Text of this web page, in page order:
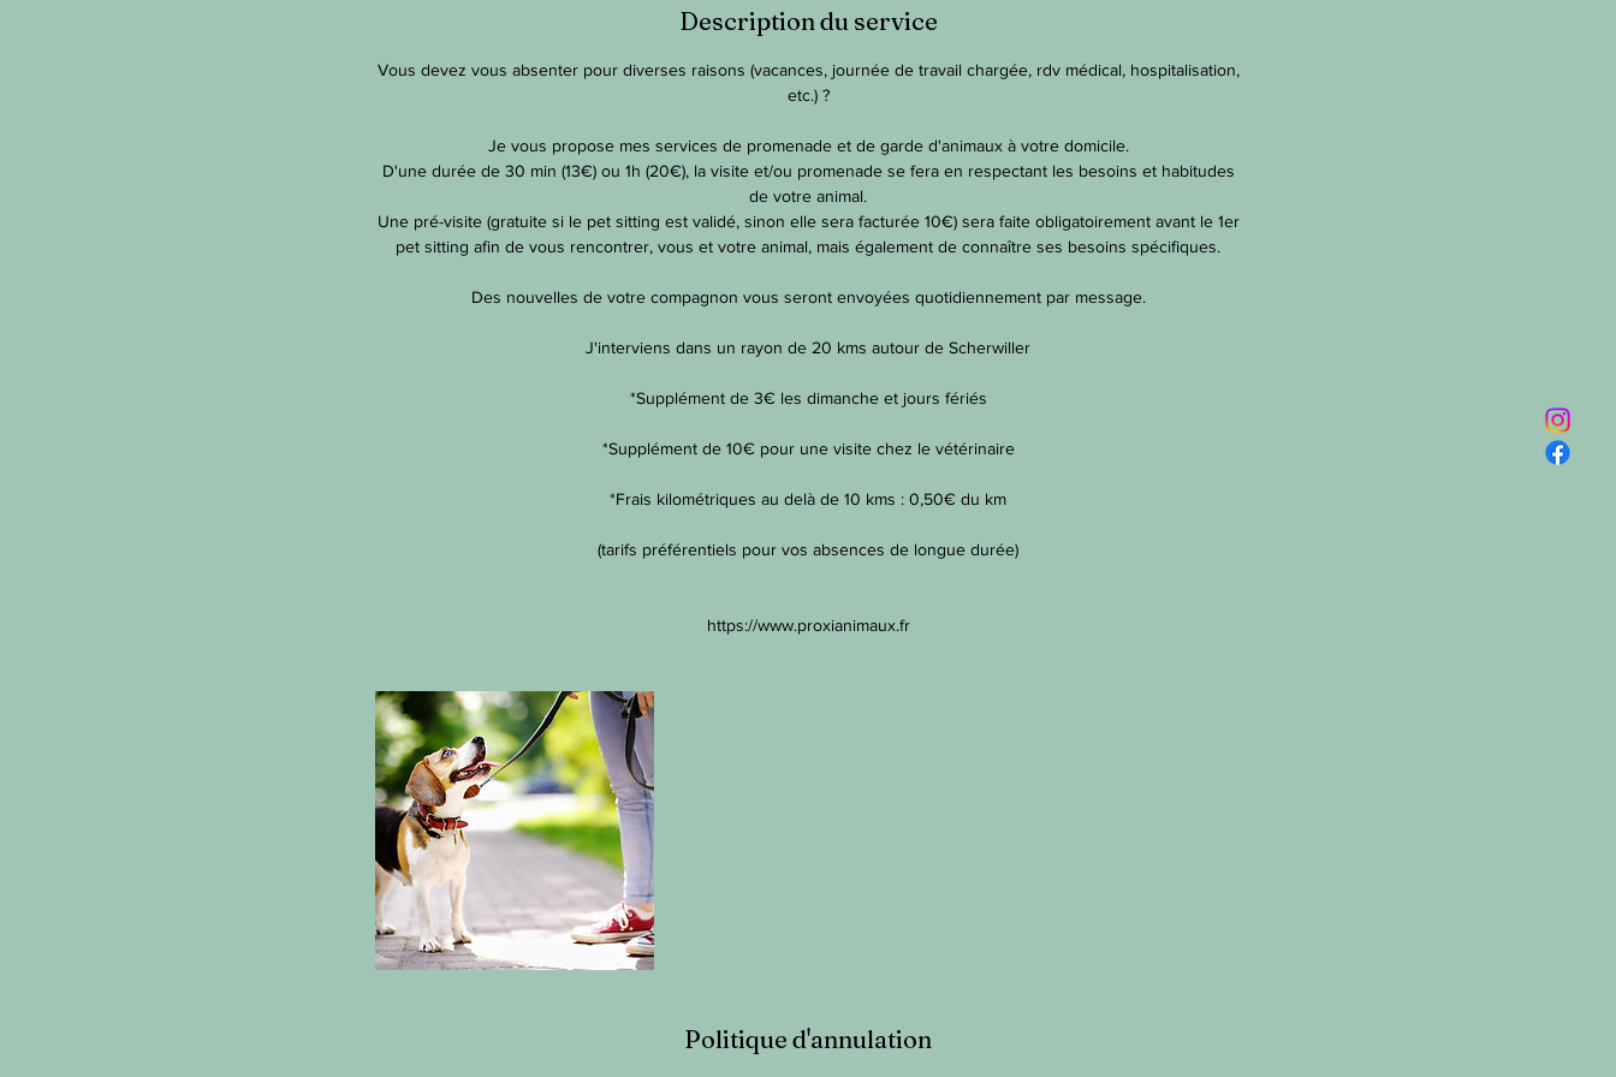
Description du service
Vous devez vous absenter pour diverses raisons (vacances, journée de travail chargée, rdv médical, hospitalisation,
etc.) ?
Je vous propose mes services de promenade et de garde d'animaux à votre domicile.
D'une durée de 30 min (13€) ou 1h (20€), la visite et/ou promenade se fera en respectant les besoins et habitudes
de votre animal.
Une pré-visite (gratuite si le pet sitting est validé, sinon elle sera facturée 10€) sera faite obligatoirement avant le 1er
pet sitting afin de vous rencontrer, vous et votre animal, mais également de connaître ses besoins spécifiques.
Des nouvelles de votre compagnon vous seront envoyées quotidiennement par message.
J'interviens dans un rayon de 20 kms autour de Scherwiller
*Supplément de 3€ les dimanche et jours fériés
*Supplément de 10€ pour une visite chez le vétérinaire
*Frais kilométriques au delà de 10 kms : 0,50€ du km
(tarifs préférentiels pour vos absences de longue durée)
https://www.proxianimaux.fr
Politique d'annulation